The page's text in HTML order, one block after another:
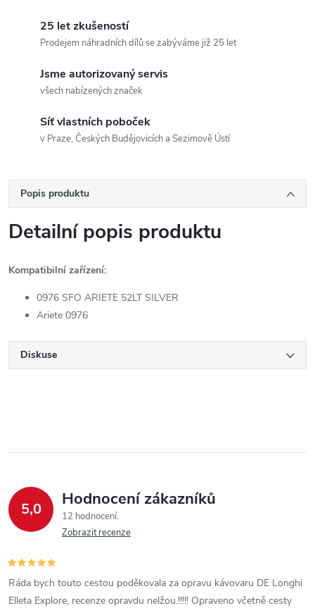
25 let zkušeností
Prodejem náhradních dílů se zabýváme již 25 let
Jsme autorizovaný servis
všech nabízených značek
Síť vlastních poboček
v Praze, Českých Budějovicích a Sezimově Ústí
Popis produktu
Detailní popis produktu
Kompatibilní zařízení:
0976 SFO ARIETE 52LT SILVER
Ariete 0976
Diskuse
5,0 Hodnocení zákazníků
12 hodnocení
Zobrazit recenze
Ráda bych touto cestou poděkovala za opravu kávovaru DE Longhi
Elleta Explore, recenze opravdu nelžou.!!!!! Opraveno včetně cesty